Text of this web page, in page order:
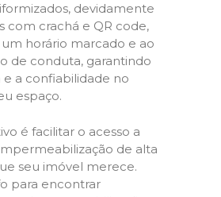
devidamente
com crachá e QR code,
horário marcado e ao
de conduta, garantindo
e a confiabilidade no
espaço.
é facilitar o acesso a
de alta
seu imóvel merece.
para encontrar